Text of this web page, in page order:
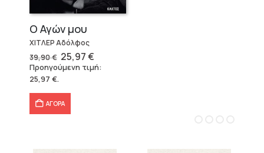
Ο Αγών μου
ΧΙΤΛΕΡ Αδόλφος
39,90€ Original
price
was:
25,97€Η
τρέχουσα
τιμή
Προηγούμενη τιμή:
25,97 €.
ΑΓΟΡΑ